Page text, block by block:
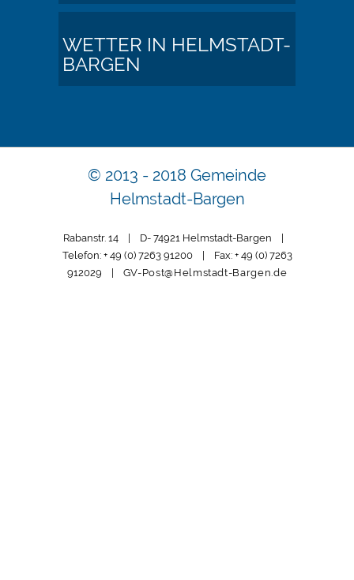
WETTER IN HELMSTADT-
BARGEN
© 2013 - 2018 Gemeinde
Helmstadt-Bargen
Rabanstr. 14 | D- 74921 Helmstadt-Bargen |
Telefon: + 49 (0) 7263 91200 | Fax: + 49 (0) 7263
912029 | GV-Post@Helmstadt-Bargen.de